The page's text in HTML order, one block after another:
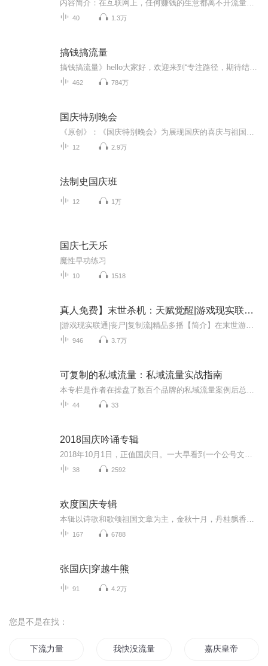
40 1.3万
搞钱搞流量
462 784万
国庆特别晚会
12 2.9万
法制史国庆班
12 1万
国庆七天乐
魔性早功练习
10 1518
真人免费】末世杀机：天赋觉醒|游戏现实联通|丧尸|
946 3.7万
可复制的私域流量：私域流量实战指南
44 33
2018国庆吟诵专辑
38 2592
欢度国庆专辑
167 6788
张国庆|穿越牛熊
91 4.2万
您是不是在找：
下流力量 我快没流量啦 嘉庆皇帝